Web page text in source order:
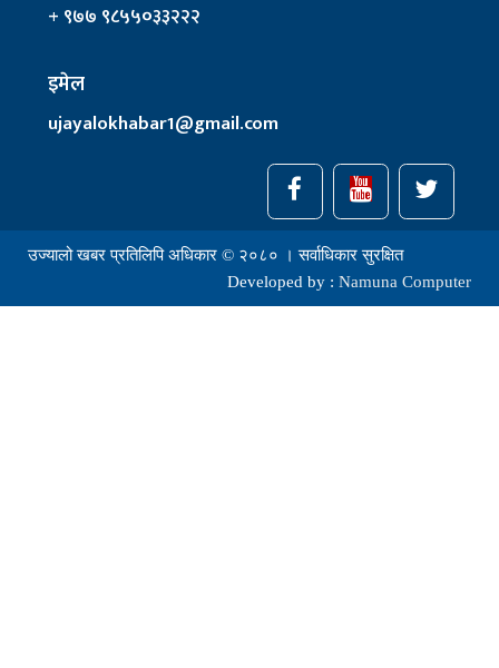
+ ९७७ ९८५५०३३२२२
इमेल
ujayalokhabar1@gmail.com
उज्यालो खबर प्रतिलिपि अधिकार © २०८० । सर्वाधिकार सुरक्षित
Developed by : Namuna Computer